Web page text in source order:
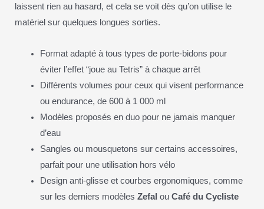
laissent rien au hasard, et cela se voit dès qu’on utilise le
matériel sur quelques longues sorties.
Format adapté à tous types de porte-bidons pour
éviter l’effet “joue au Tetris” à chaque arrêt
Différents volumes pour ceux qui visent performance
ou endurance, de 600 à 1 000 ml
Modèles proposés en duo pour ne jamais manquer
d’eau
Sangles ou mousquetons sur certains accessoires,
parfait pour une utilisation hors vélo
Design anti-glisse et courbes ergonomiques, comme
sur les derniers modèlesZefal ouCafé du Cycliste